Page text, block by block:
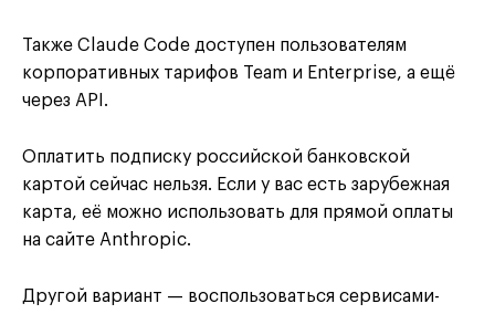
Также Claude Code доступен пользователям
корпоративных тарифов Team и Enterprise, а ещё
через API.
Оплатить подписку российской банковской
картой сейчас нельзя. Если у вас есть зарубежная
карта, её можно использовать для прямой оплаты
на сайте Anthropic.
Другой вариант — воспользоваться сервисами-